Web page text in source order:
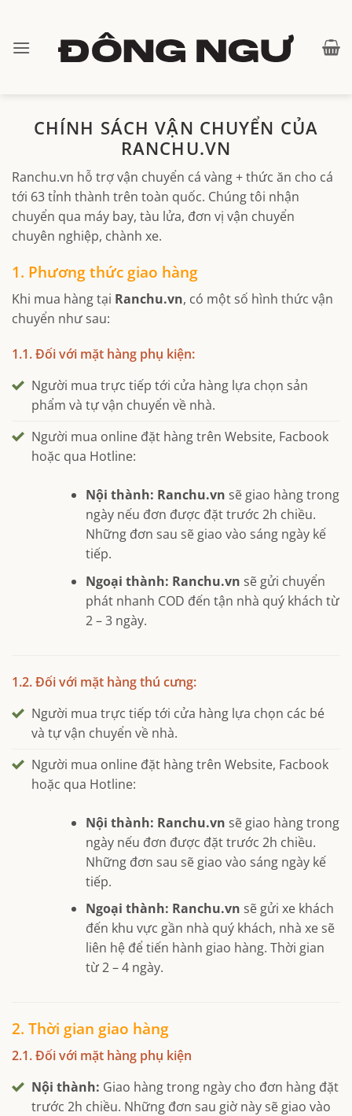
nội
CHÍNH SÁCH VẬN CHUYỂN CỦA
RANCHU.VN
Ranchu.vn hỗ trợ vận chuyển cá vàng + thức ăn cho cá
tới 63 tỉnh thành trên toàn quốc. Chúng tôi nhận
chuyển qua máy bay, tàu lửa, đơn vị vận chuyển
chuyên nghiệp, chành xe.
1. Phương thức giao hàng
Khi mua hàng tại Ranchu.vn, có một số hình thức vận
chuyển như sau:
1.1. Đối với mặt hàng phụ kiện:
Người mua trực tiếp tới cửa hàng lựa chọn sản
phẩm và tự vận chuyển về nhà.
Người mua online đặt hàng trên Website, Facbook
hoặc qua Hotline:
Nội thành: Ranchu.vn sẽ giao hàng trong
ngày nếu đơn được đặt trước 2h chiều.
Những đơn sau sẽ giao vào sáng ngày kế
tiếp.
Ngoại thành: Ranchu.vn sẽ gửi chuyển
phát nhanh COD đến tận nhà quý khách từ
2 – 3 ngày.
1.2. Đối với mặt hàng thú cưng:
Người mua trực tiếp tới cửa hàng lựa chọn các bé
và tự vận chuyển về nhà.
Người mua online đặt hàng trên Website, Facbook
hoặc qua Hotline:
Nội thành: Ranchu.vn sẽ giao hàng trong
ngày nếu đơn được đặt trước 2h chiều.
Những đơn sau sẽ giao vào sáng ngày kế
tiếp.
Ngoại thành: Ranchu.vn sẽ gửi xe khách
đến khu vực gần nhà quý khách, nhà xe sẽ
liên hệ để tiến hành giao hàng. Thời gian
từ 2 – 4 ngày.
2. Thời gian giao hàng
2.1. Đối với mặt hàng phụ kiện
Nội thành: Giao hàng trong ngày cho đơn hàng đặt
trước 2h chiều. Những đơn sau giờ này sẽ giao vào